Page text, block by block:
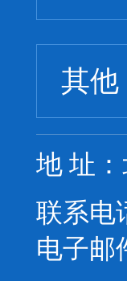
其他
地 址
联系电
电子邮